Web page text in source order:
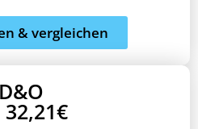
& vergleichen
D&O